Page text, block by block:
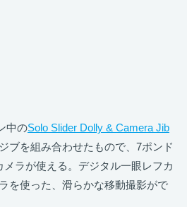
中のSolo Slider Dolly & Camera Jib
ブを組み合わせたもので、7ポンド
メラが使える。デジタル一眼レフカ
を使った、滑らかな移動撮影がで